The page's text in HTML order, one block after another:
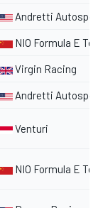
Andretti
NIO Formula E
Virgin Racing
Andretti
Venturi
NIO Formula E